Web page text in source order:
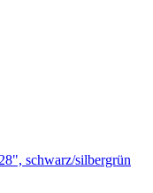
schwarz/silbergrün